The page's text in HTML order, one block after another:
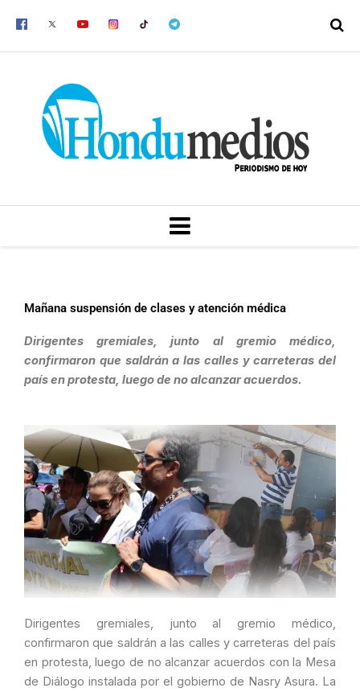
MENU
Mañana suspensión de clases y atención médica
Dirigentes gremiales, junto al gremio médico,
confirmaron que saldrán a las calles y carreteras del
país en protesta, luego de no alcanzar acuerdos.
Dirigentes gremiales, junto al gremio médico,
confirmaron que saldrán a las calles y carreteras del país
en protesta, luego de no alcanzar acuerdos con la Mesa
de Diálogo instalada por el gobierno de Nasry Asura. La